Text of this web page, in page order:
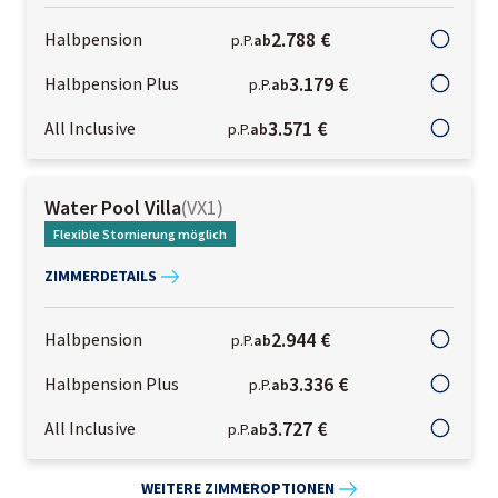
Halbpension p.P.ab2.788 €
Halbpension Plus p.P.ab3.179 €
All Inclusive p.P.ab3.571 €
Water Pool Villa(VX1)
Flexible Stornierung möglich
ZIMMERDETAILS
Halbpension p.P.ab2.944 €
Halbpension Plus p.P.ab3.336 €
All Inclusive p.P.ab3.727 €
WEITERE ZIMMEROPTIONEN